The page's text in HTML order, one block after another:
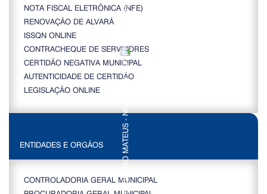
NOTA FISCAL ELETRÔNICA (NFE)
RENOVAÇÃO DE ALVARÁ
ISSQN ONLINE
CONTRACHEQUE DE SERVIDORES
CERTIDÃO NEGATIVA MUNICIPAL
AUTENTICIDADE DE CERTIDÃO
LEGISLAÇÃO ONLINE
ENTIDADES E ORGÃOS
CONTROLADORIA GERAL MUNICIPAL